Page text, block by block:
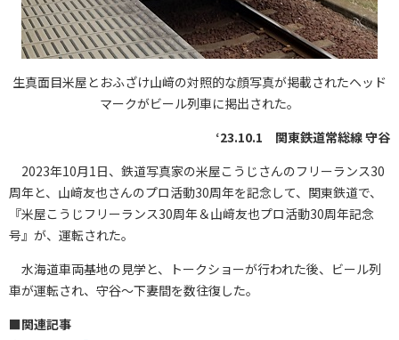
生真面目米屋とおふざけ山﨑の対照的な顔写真が掲載されたヘッド
マークがビール列車に掲出された。
‘23.10.1 関東鉄道常総線 守谷
2023年10月1日、鉄道写真家の米屋こうじさんのフリーランス30
周年と、山﨑友也さんのプロ活動30周年を記念して、関東鉄道で、
『米屋こうじフリーランス30周年＆山﨑友也プロ活動30周年記念
号』が、運転された。
水海道車両基地の見学と、トークショーが行われた後、ビール列
車が運転され、守谷～下妻間を数往復した。
■関連記事